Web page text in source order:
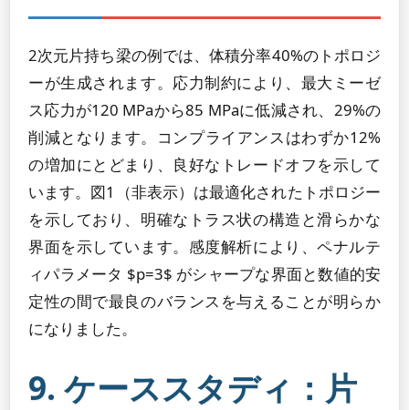
2次元片持ち梁の例では、体積分率40%のトポロジ
ーが生成されます。応力制約により、最大ミーゼ
ス応力が120 MPaから85 MPaに低減され、29%の
削減となります。コンプライアンスはわずか12%
の増加にとどまり、良好なトレードオフを示して
います。図1（非表示）は最適化されたトポロジー
を示しており、明確なトラス状の構造と滑らかな
界面を示しています。感度解析により、ペナルテ
ィパラメータ $p=3$ がシャープな界面と数値的安
定性の間で最良のバランスを与えることが明らか
になりました。
9. ケーススタディ：片